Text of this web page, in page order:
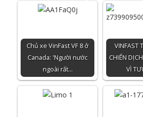
Chủ xe VinFast VF 8 ở
Canada: 'Người nước
ngoài rất…
VINFAST
CHIẾN
VÌ